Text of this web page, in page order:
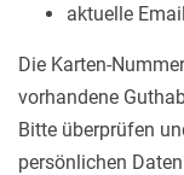
aktuelle
Die Karten-
vorhandene
Bitte überprüfen
persönlichen